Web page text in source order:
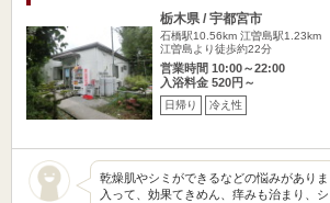
栃木県 / 宇都宮市
石橋駅10.56km 江曽島駅1.23km
江曽島より徒歩約22分
営業時間 10:00～22:00
入浴料金 520円～
日帰り 冷え性
乾燥肌やシミができるなどの悩みがあり
入って、効果てきめん、痒みも治まり、